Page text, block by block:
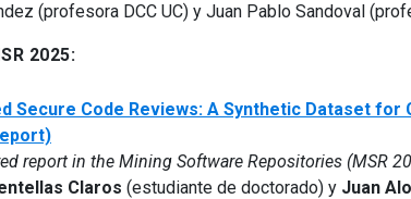
(profesora DCC UC) y Juan Pablo Sandoval
2025:
Secure Code Reviews: A Synthetic Dataset for
report in the Mining Software Repositories (MSR
Claros (estudiante de doctorado) y Juan